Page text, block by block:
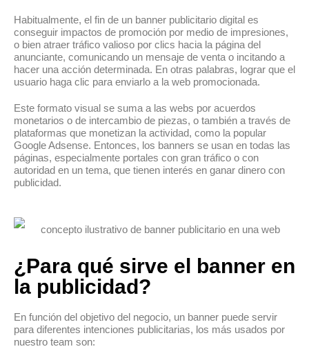
Habitualmente, el fin de un banner publicitario digital es
conseguir impactos de promoción por medio de impresiones,
o bien atraer tráfico valioso por clics hacia la página del
anunciante, comunicando un mensaje de venta o incitando a
hacer una acción determinada. En otras palabras, lograr que el
usuario haga clic para enviarlo a la web promocionada.
Este formato visual se suma a las webs por acuerdos
monetarios o de intercambio de piezas, o también a través de
plataformas que monetizan la actividad, como la popular
Google Adsense. Entonces, los banners se usan en todas las
páginas, especialmente portales con gran tráfico o con
autoridad en un tema, que tienen interés en ganar dinero con
publicidad.
¿Para qué sirve el banner en
la publicidad?
En función del objetivo del negocio, un banner puede servir
para diferentes intenciones publicitarias, los más usados por
nuestro team son: